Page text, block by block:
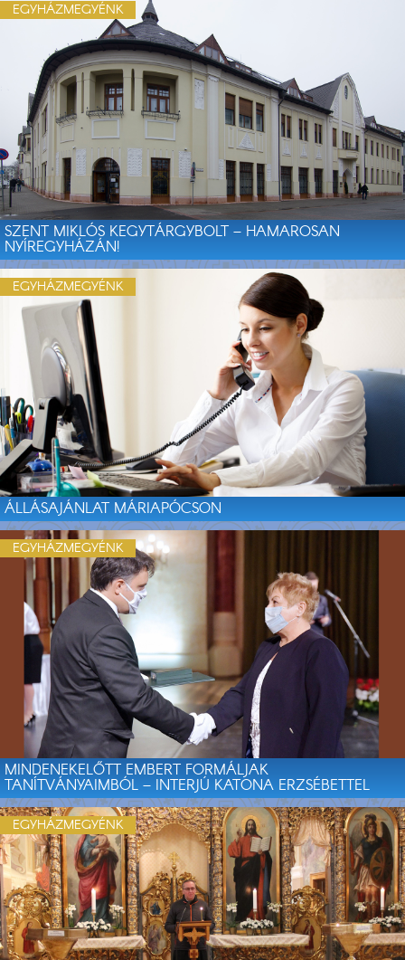
SZENT MIKLÓS KEGYTÁRGYBOLT – HAMAROSAN
NYÍREGYHÁZÁN!
EGYHÁZMEGYÉNK
ÁLLÁSAJÁNLAT MÁRIAPÓCSON
EGYHÁZMEGYÉNK
MINDENEKELŐTT EMBERT FORMÁLJAK
TANÍTVÁNYAIMBÓL – INTERJÚ KATONA ERZSÉBETTEL
EGYHÁZMEGYÉNK
EGYHÁZMEGYÉNK